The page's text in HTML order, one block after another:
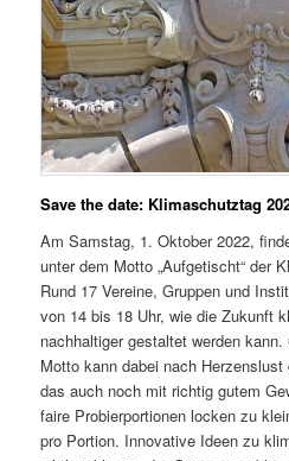
Save the date: Klimaschutztag
Am Samstag, 1. Oktober 2022,
unter dem Motto „Aufgetischt“ der
Rund 17 Vereine, Gruppen und
von 14 bis 18 Uhr, wie die Zukunft
nachhaltiger gestaltet werden
Motto kann dabei nach
das auch noch mit richtig gutem
faire Probierportionen locken zu
pro Portion. Innovative Ideen zu